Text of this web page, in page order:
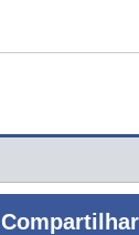
Compartilhar